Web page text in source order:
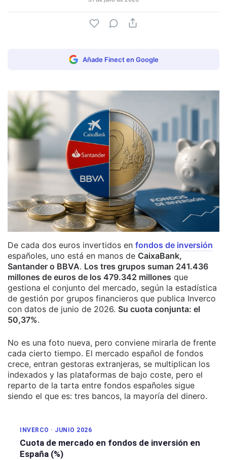
Añade Finect en Google
De cada dos euros invertidos en fondos de inversión
españoles, uno está en manos de CaixaBank,
Santander o BBVA. Los tres grupos suman 241.436
millones de euros de los 479.342 millones que
gestiona el conjunto del mercado, según la estadística
de gestión por grupos financieros que publica Inverco
con datos de junio de 2026. Su cuota conjunta: el
50,37%.
No es una foto nueva, pero conviene mirarla de frente
cada cierto tiempo. El mercado español de fondos
crece, entran gestoras extranjeras, se multiplican los
indexados y las plataformas de bajo coste, pero el
reparto de la tarta entre fondos españoles sigue
siendo el que es: tres bancos, la mayoría del dinero.
INVERCO · JUNIO 2026
Cuota de mercado en fondos de inversión en
España (%)